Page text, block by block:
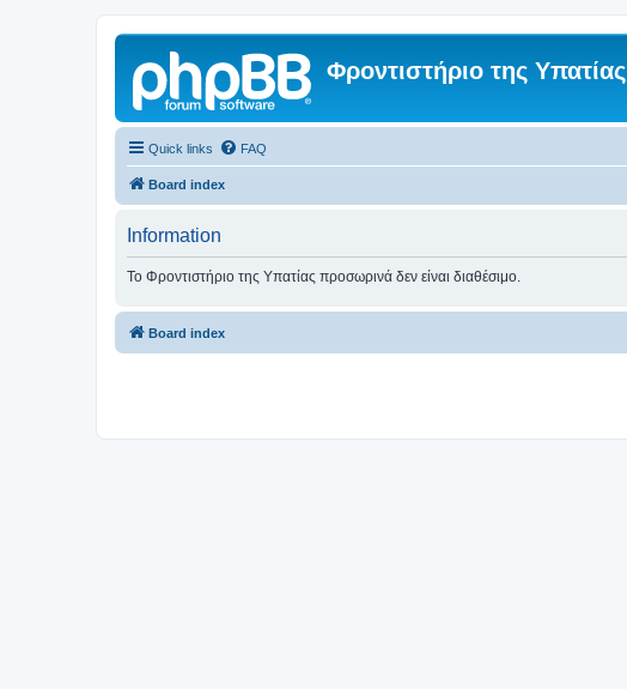
Φροντιστήριο της Υπατίας
Quick links FAQ
Board index
Information
Το Φροντιστήριο της Υπατίας προσωρινά δεν είναι διαθέσιμο.
Board index